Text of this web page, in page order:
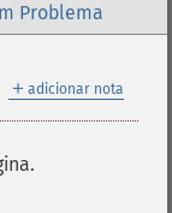
Problema
＋ adicionar nota